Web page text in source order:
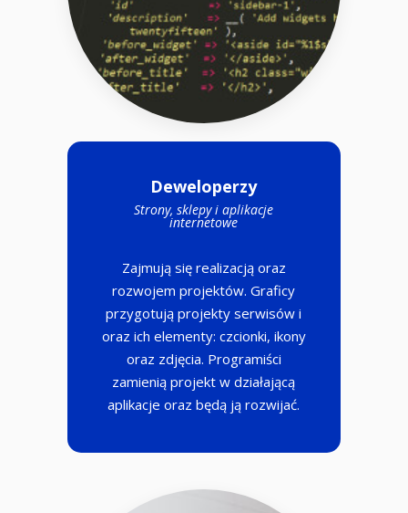
Deweloperzy
Strony, sklepy i aplikacje
internetowe
Zajmują się realizacją oraz
rozwojem projektów. Graficy
przygotują projekty serwisów i
oraz ich elementy: czcionki, ikony
oraz zdjęcia. Programiści
zamienią projekt w działającą
aplikacje oraz będą ją rozwijać.